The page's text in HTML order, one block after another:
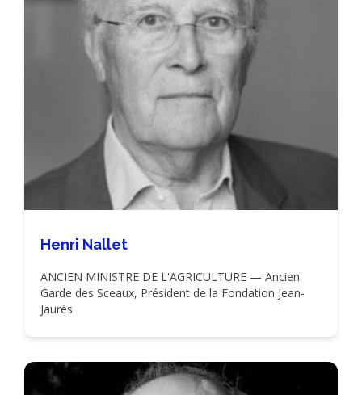
Henri Nallet
ANCIEN MINISTRE DE L'AGRICULTURE — Ancien
Garde des Sceaux, Président de la Fondation Jean-
Jaurès